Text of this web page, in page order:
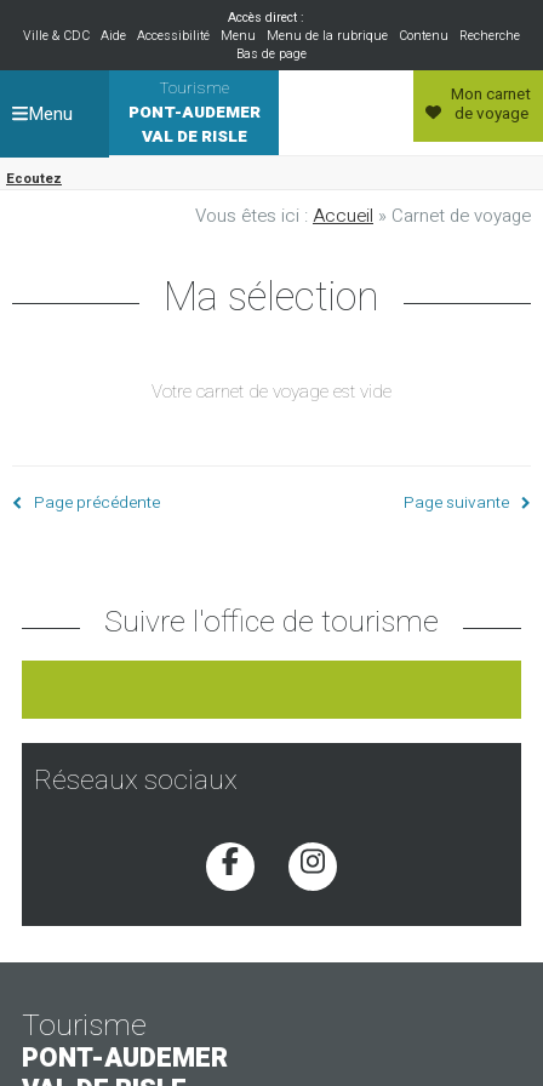
Accès direct :
Ville & CDC Aide Accessibilité Menu Menu de la rubrique Contenu
Recherche
Bas de page
Tourisme
PONT-AUDEMER
VAL DE RISLE
Ecoutez
Mon carnet
de voyage
Menu
Vous êtes ici : Accueil » Carnet de voyage
Ma sélection
Votre carnet de voyage est vide
Page précédente Page suivante
Suivre l'office de tourisme
Réseaux sociaux
Voir la page Facebook
Voir la page
Tourisme
PONT-AUDEMER